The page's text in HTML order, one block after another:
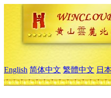
English 简体中文 繁體中文 日